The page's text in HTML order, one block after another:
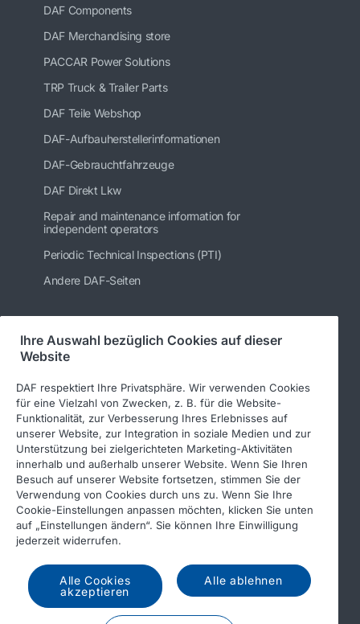
DAF Components
DAF Merchandising store
PACCAR Power Solutions
TRP Truck & Trailer Parts
DAF Teile Webshop
DAF-Aufbauherstellerinformationen
DAF-Gebrauchtfahrzeuge
DAF Direkt Lkw
Repair and maintenance information for
independent operators
Periodic Technical Inspections (PTI)
Andere DAF-Seiten
Folgen Sie uns
© 2026 DAF
Rechtlicher Hinweis
Datenschutzerklärung
DAF und Cookies
Income Tax Report
Ihre Auswahl bezüglich Cookies auf dieser
Website
DAF respektiert Ihre Privatsphäre. Wir verwenden Cookies
für eine Vielzahl von Zwecken, z. B. für die Website-
Funktionalität, zur Verbesserung Ihres Erlebnisses auf
unserer Website, zur Integration in soziale Medien und zur
Unterstützung bei zielgerichteten Marketing-Aktivitäten
innerhalb und außerhalb unserer Website. Wenn Sie Ihren
Besuch auf unserer Website fortsetzen, stimmen Sie der
Verwendung von Cookies durch uns zu. Wenn Sie Ihre
Cookie-Einstellungen anpassen möchten, klicken Sie unten
auf „Einstellungen ändern“. Sie können Ihre Einwilligung
jederzeit widerrufen.
Alle Cookies
akzeptieren
Alle ablehnen